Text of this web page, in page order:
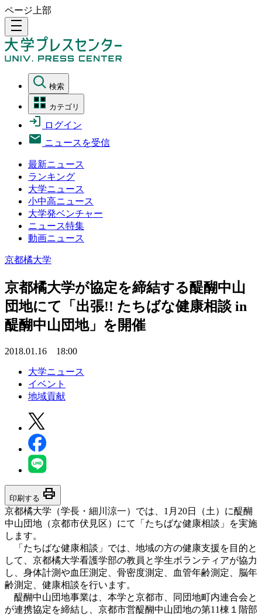
ページ上部
density_medium
検索
カテゴリ
ログイン
ニュースを受信
最新ニュース
ランキング
大学ニュース
小中高ニュース
大学発ベンチャー
ニュース特集
動画ニュース
京都橘大学
京都橘大学が協定を締結する醍醐中山
団地にて「出張!! たちばな健康相談 in
醍醐中山団地」を開催
2018.01.16 18:00
大学ニュース
イベント
地域貢献
印刷する print
京都橘大学（学長・細川涼一）では、1月20日（土）に醍醐
中山団地（京都市伏見区）にて「たちばな健康相談」を実施
します。
「たちばな健康相談」では、地域の方の健康支援を目的と
して、京都橘大学看護学部の教員と学生ボランティアが協力
し、身体計測や血圧測定、骨密度測定、血管年齢測定、脳年
齢測定、健康相談を行います。
醍醐中山団地事業は、本学と京都市、同団地町内連合会と
が連携協定を締結し、京都市営醍醐中山団地の第11棟１階部